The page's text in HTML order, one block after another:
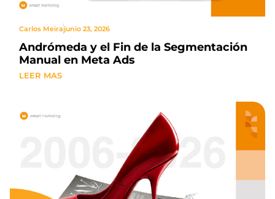
Carlos Meirajunio 23, 2026
Andrómeda y el Fin de la Segmentación
Manual en Meta Ads
LEER MAS